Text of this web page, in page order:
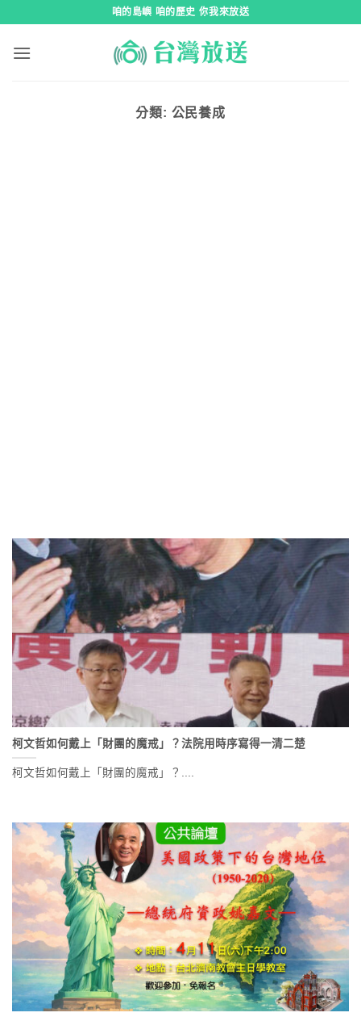
咱的島嶼 咱的歷史 你我來放送
分類: 公民養成
柯文哲如何戴上「財團的魔戒」？法院用時序寫得一清二楚
柯文哲如何戴上「財團的魔戒」？....